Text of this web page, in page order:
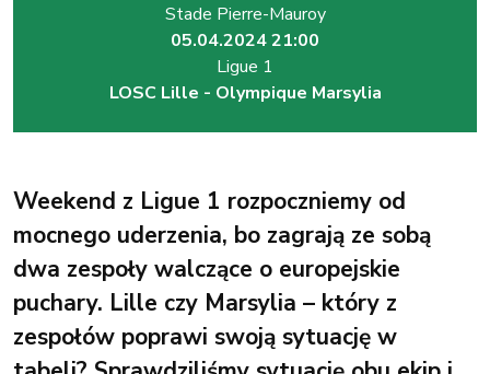
Stade Pierre-Mauroy
05.04.2024 21:00
Ligue 1
LOSC Lille - Olympique Marsylia
Weekend z Ligue 1 rozpoczniemy od
mocnego uderzenia, bo zagrają ze sobą
dwa zespoły walczące o europejskie
puchary. Lille czy Marsylia – który z
zespołów poprawi swoją sytuację w